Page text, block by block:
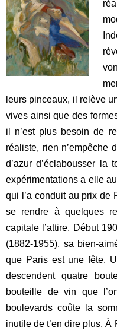
leurs pinceaux, il relève
vives ainsi que des
il n’est plus besoin de
réaliste, rien n’empêche
d’azur d’éclabousser
expérimentations a elle
qui l’a conduit au prix de
se rendre à quelques
capitale l’attire. Début
(1882-1955), sa bien-
que Paris est une fête.
descendent quatre
bouteille de vin que
boulevards coûte la
inutile de t’en dire plus. À